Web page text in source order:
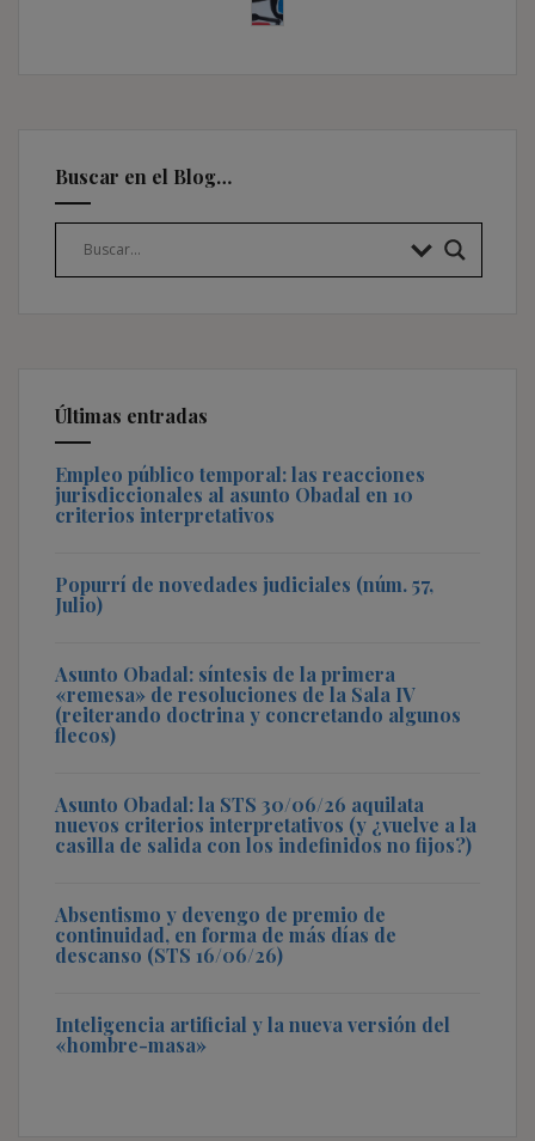
Buscar en el Blog…
Últimas entradas
Empleo público temporal: las reacciones
jurisdiccionales al asunto Obadal en 10
criterios interpretativos
Popurrí de novedades judiciales (núm. 57,
Julio)
Asunto Obadal: síntesis de la primera
«remesa» de resoluciones de la Sala IV
(reiterando doctrina y concretando algunos
flecos)
Asunto Obadal: la STS 30/06/26 aquilata
nuevos criterios interpretativos (y ¿vuelve a la
casilla de salida con los indefinidos no fijos?)
Absentismo y devengo de premio de
continuidad, en forma de más días de
descanso (STS 16/06/26)
Inteligencia artificial y la nueva versión del
«hombre-masa»